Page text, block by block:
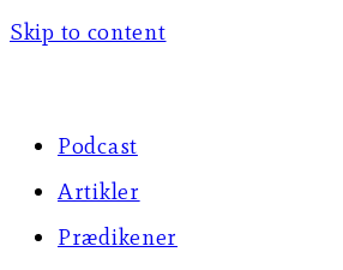
Skip to content
Podcast
Artikler
Prædikener